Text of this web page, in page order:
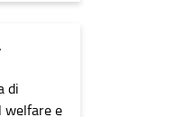
di
welfare e